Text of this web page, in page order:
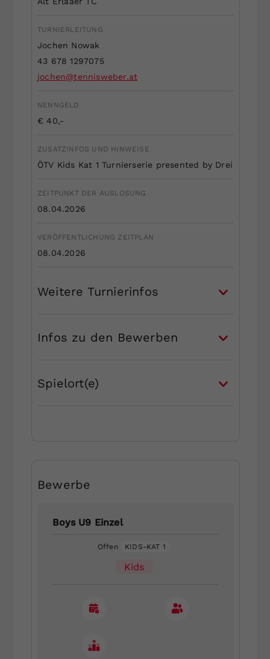
TURNIERLEITUNG
Jochen Nowak
43 678 1297075
jochen@tennisweber.at
NENNGELD
€ 40,-
ZUSATZINFOS UND HINWEISE
ÖTV Kids Kat 1 Turnierserie presented by Drei
ZEITPUNKT DER AUSLOSUNG
08.04.2026
VERÖFFENTLICHUNG ZEITPLAN
08.04.2026
Weitere Turnierinfos
Infos zu den Bewerben
Spielort(e)
Bewerbe
Boys U9 Einzel
Offen KIDS-KAT 1
Kids
Einstellungen. Unter anderem eine
zufällig generierte ID, für die
vorgenommen Einstellungen, falls der
Webseiten-Betreiber dies eingestellt